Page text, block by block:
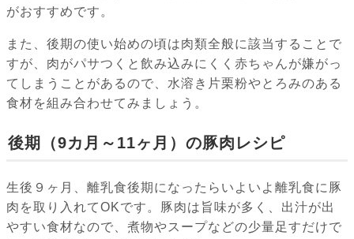
がおすすめです。
また、後期の使い始めの頃は肉類全般に該当することで
すが、肉がパサつくと飲み込みにくく赤ちゃんが嫌がっ
てしまうことがあるので、水溶き片栗粉やとろみのある
食材を組み合わせてみましょう。
後期（9カ月～11ヶ月）の豚肉レシピ
生後９ヶ月、離乳食後期になったらいよいよ離乳食に豚
肉を取り入れてOKです。豚肉は旨味が多く、出汁が出
やすい食材なので、煮物やスープなどの少量足すだけで